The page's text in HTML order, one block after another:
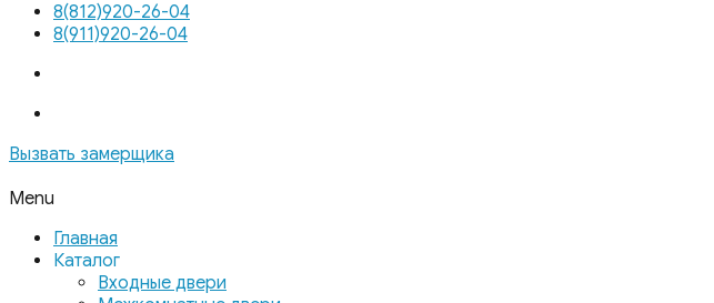
8(812)920-26-04
8(911)920-26-04
Вызвать замерщика
Menu
Главная
Каталог
Входные двери